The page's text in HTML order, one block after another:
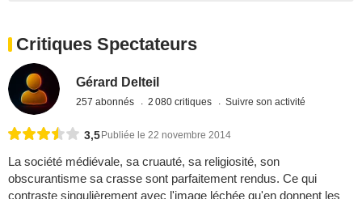
Critiques Spectateurs
Gérard Delteil
257 abonnés 2 080 critiques Suivre son activité
3,5 Publiée le 22 novembre 2014
La société médiévale, sa cruauté, sa religiosité, son
obscurantisme sa crasse sont parfaitement rendus. Ce qui
contraste singulièrement avec l'image léchée qu'en donnent les